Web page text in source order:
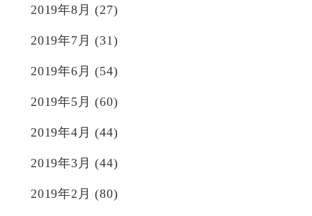
2019年8月 (27)
2019年7月 (31)
2019年6月 (54)
2019年5月 (60)
2019年4月 (44)
2019年3月 (44)
2019年2月 (80)